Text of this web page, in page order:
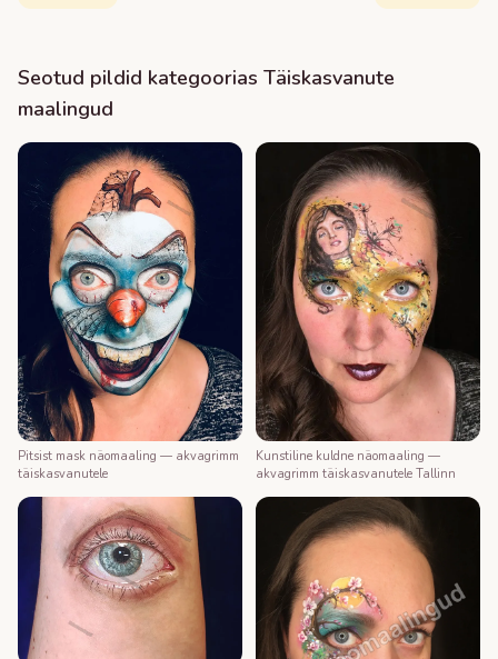
Seotud pildid kategoorias Täiskasvanute
maalingud
Pitsist mask näomaaling — akvagrimm
täiskasvanutele
Kunstiline kuldne näomaaling —
akvagrimm täiskasvanutele Tallinn